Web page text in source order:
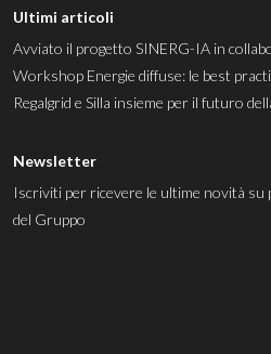
Ultimi articoli
Avviato il progetto SINERG-IA in
Workshop Energie diffuse: le best
Regalgrid e Silla insieme per il futuro
Newsletter
Iscriviti per ricevere le ultime novità
del Gruppo